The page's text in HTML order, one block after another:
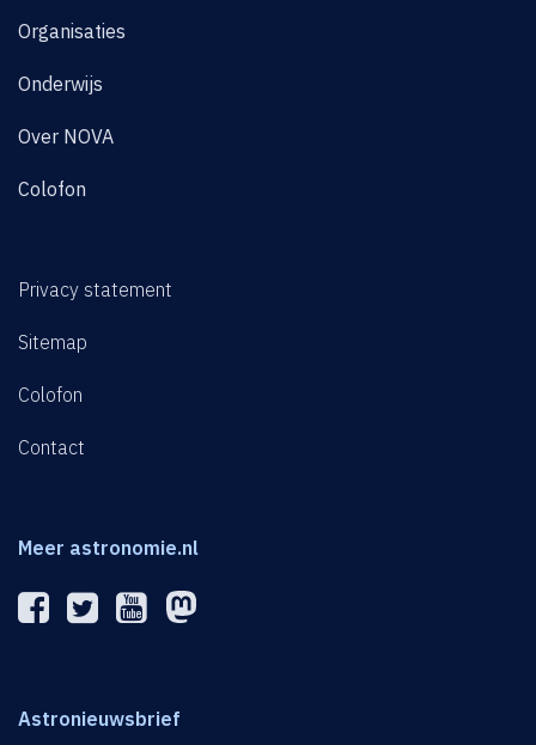
Organisaties
Onderwijs
Over NOVA
Colofon
Privacy statement
Sitemap
Colofon
Contact
Meer astronomie.nl
Astronieuwsbrief